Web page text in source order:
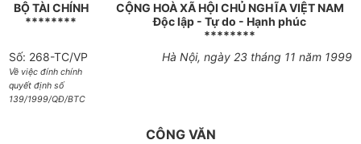
BỘ TÀI CHÍNH
********
CỘNG HOÀ XÃ HỘI CHỦ NGHĨA VIỆT NAM
Độc lập - Tự do - Hạnh phúc
********
Số: 268-TC/VP
Về việc đính chính
quyết định số
139/1999/QĐ/BTC
Hà Nội, ngày 23 tháng 11 năm 1999
CÔNG VĂN